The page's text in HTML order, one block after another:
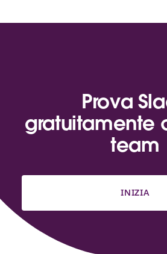
Prova
gratuitamente
team
INIZIA